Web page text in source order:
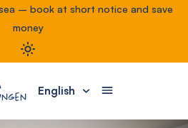
– book at short notice and save
money
English